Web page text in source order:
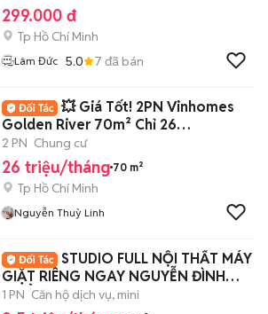
299.000 đ
Tp Hồ Chí Minh
Lâm Đức 5.0 7 đã bán
💥 Giá Tốt! 2PN Vinhomes
Golden River 70m² Chỉ 26
Triệu/Tháng
2 PN Chung cư
26 triệu/tháng 70 m²
Tp Hồ Chí Minh
Nguyễn Thuỳ Linh
STUDIO FULL NỘI THẤT MÁY
GIẶT RIÊNG NGAY NGUYỄN ĐÌNH
CHIỂU
1 PN Căn hộ dịch vụ, mini